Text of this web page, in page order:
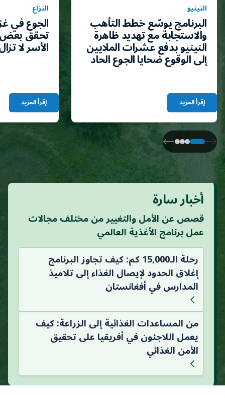
النينيو
البرنامج يوسّع خطط التأهب
والاستجابة مع تهديد ظاهرة
النينيو بدفع عشرات الملايين
إلى الوقوع ضحايا الجوع الحاد
إقرأ المزيد
النزاع
الجوع في
تحقق بعض
الأسر لا
إقرأ المزيد
أخبار سارة
قصص عن الأمل والتغيير من مختلف مجالات
عمل برنامج الأغذية العالمي
رحلة الـ15,000 كم: كيف تجاوز البرنامج
إغلاق الحدود لإيصال الغذاء إلى تلاميذ
المدارس في أفغانستان
من المساعدات الغذائية إلى الزراعة: كيف
يعمل اللاجئون في أفريقيا على تحقيق
الأمن الغذائي